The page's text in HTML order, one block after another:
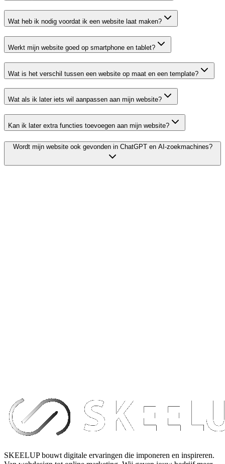
Wat heb ik nodig voordat ik een website laat maken?
Werkt mijn website goed op smartphone en tablet?
Wat is het verschil tussen een website op maat en een template?
Wat als ik later iets wil aanpassen aan mijn website?
Kan ik later extra functies toevoegen aan mijn website?
Wordt mijn website ook gevonden in ChatGPT en AI-zoekmachines?
SKEELUP bouwt digitale ervaringen die imponeren en inspireren.